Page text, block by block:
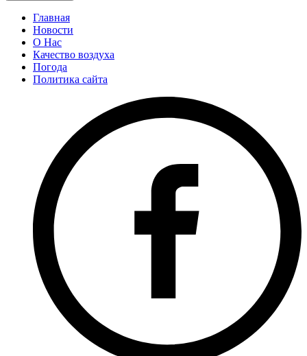
Главная
Новости
О Нас
Качество воздуха
Погода
Политика сайта